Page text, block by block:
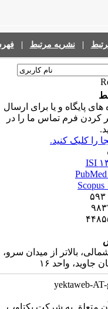
|فهرست نشریات
برای ارسال
ما را در
میدان سرو،
یکتاوب